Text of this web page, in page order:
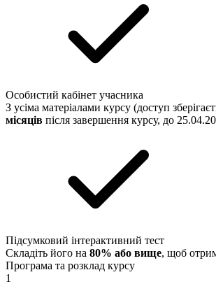
Особистий кабінет учасника
З усіма матеріалами курсу (доступ
місяців після завершення курсу, до
Підсумковий інтерактивний тест
Складіть його на 80% або вище, щоб
Програма та розклад курсу
1